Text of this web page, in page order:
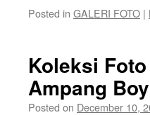
Posted in GALERI FOTO |
Koleksi
Ampang
Posted on December 10,